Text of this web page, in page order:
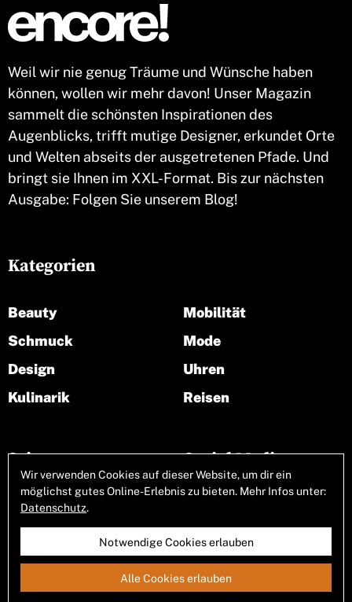
Weil wir nie genug Träume und Wünsche haben
können, wollen wir mehr davon! Unser Magazin
sammelt die schönsten Inspirationen des
Augenblicks, trifft mutige Designer, erkundet Orte
und Welten abseits der ausgetretenen Pfade. Und
bringt sie Ihnen im XXL-Format. Bis zur nächsten
Ausgabe: Folgen Sie unserem Blog!
Seiten
Über uns
Kategorien
Beauty
Schmuck
Design
Kulinarik
Mobilität
Mode
Uhren
Reisen
Social Media
Allgemeine GeschäftsbedingungenImpressum
Wir verwenden Cookies auf dieser Website, um dir ein
möglichst gutes Online-Erlebnis zu bieten. Mehr Infos unter:
Datenschutz.
Notwendige Cookies erlauben
Alle Cookies erlauben